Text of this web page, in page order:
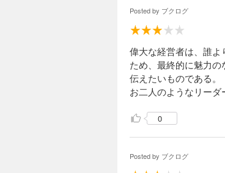
Posted by ブクログ
偉大な経営者は、誰
ため、最終的に魅力
伝えたいものである。
お二人のようなリーダ
0
Posted by ブクログ